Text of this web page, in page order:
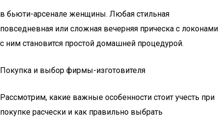
в бьюти-арсенале женщины. Любая стильная
повседневная или сложная вечерняя прическа с локонами
с ним становится простой домашней процедурой.
Покупка и выбор фирмы-изготовителя
Рассмотрим, какие важные особенности стоит учесть при
покупке расчески и как правильно выбрать